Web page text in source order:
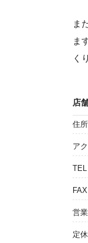
ま
ま
く
店
住所
ア
TEL
FAX
営
定